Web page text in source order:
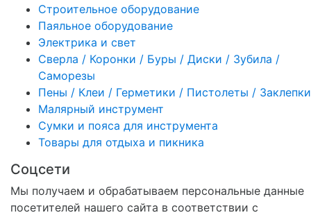
Строительное оборудование
Паяльное оборудование
Электрика и свет
Сверла / Коронки / Буры / Диски / Зубила /
Саморезы
Пены / Клеи / Герметики / Пистолеты / Заклепки
Малярный инструмент
Сумки и пояса для инструмента
Товары для отдыха и пикника
Соцсети
Мы получаем и обрабатываем персональные данные
посетителей нашего сайта в соответствии с